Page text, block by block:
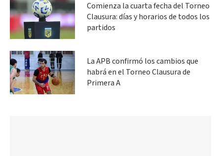
Comienza la cuarta fecha del Torneo
Clausura: días y horarios de todos los
partidos
La APB confirmó los cambios que
habrá en el Torneo Clausura de
Primera A